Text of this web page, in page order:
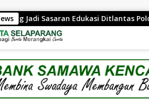
Edukasi Ditlantas Polda NTB